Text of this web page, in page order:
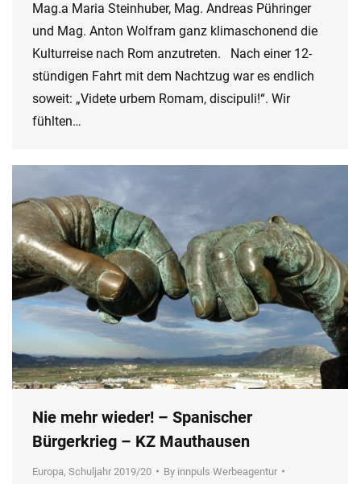
Mag.a Maria Steinhuber, Mag. Andreas Pühringer
und Mag. Anton Wolfram ganz klimaschonend die
Kulturreise nach Rom anzutreten. Nach einer 12-
stündigen Fahrt mit dem Nachtzug war es endlich
soweit: „Videte urbem Romam, discipuli!“. Wir
fühlten…
Nie mehr wieder! – Spanischer
Bürgerkrieg – KZ Mauthausen
Europa, Schuljahr 2019/20 By innpuls Werbeagentur